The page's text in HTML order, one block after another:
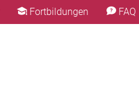
Fortbildungen FAQ